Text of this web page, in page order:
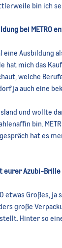
bin ich
bei METRO
eine Ausbildung
hat mich das
welche
ja auch eine
und wollte
bin.
hat es
eurer Azubi-
etwas Großes, ja
große
Hinter so